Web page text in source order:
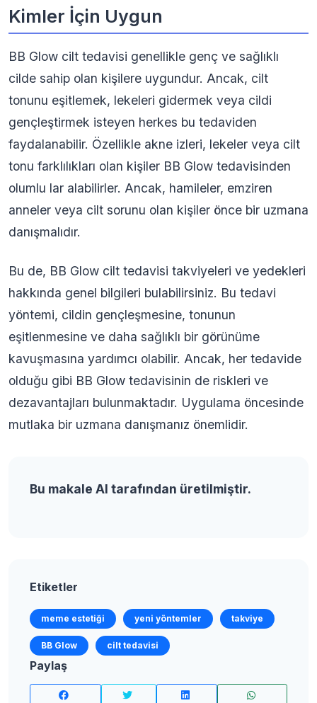
Kimler İçin Uygun
BB Glow cilt tedavisi genellikle genç ve sağlıklı
cilde sahip olan kişilere uygundur. Ancak, cilt
tonunu eşitlemek, lekeleri gidermek veya cildi
gençleştirmek isteyen herkes bu tedaviden
faydalanabilir. Özellikle akne izleri, lekeler veya cilt
tonu farklılıkları olan kişiler BB Glow tedavisinden
olumlu lar alabilirler. Ancak, hamileler, emziren
anneler veya cilt sorunu olan kişiler önce bir uzmana
danışmalıdır.
Bu de, BB Glow cilt tedavisi takviyeleri ve yedekleri
hakkında genel bilgileri bulabilirsiniz. Bu tedavi
yöntemi, cildin gençleşmesine, tonunun
eşitlenmesine ve daha sağlıklı bir görünüme
kavuşmasına yardımcı olabilir. Ancak, her tedavide
olduğu gibi BB Glow tedavisinin de riskleri ve
dezavantajları bulunmaktadır. Uygulama öncesinde
mutlaka bir uzmana danışmanız önemlidir.
Bu makale AI tarafından üretilmiştir.
Etiketler
meme estetiği yeni yöntemler takviye
BB Glow cilt tedavisi
Paylaş